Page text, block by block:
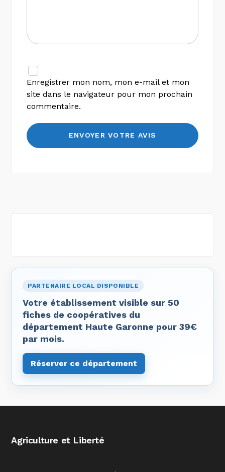
Enregistrer mon nom, mon e-mail et mon
site dans le navigateur pour mon prochain
commentaire.
PARTENAIRE LOCAL DISPONIBLE
Votre établissement visible sur 50
fiches de coopératives du
département Haute Garonne pour 39€
par mois.
Réserver ce département
Agriculture et Liberté